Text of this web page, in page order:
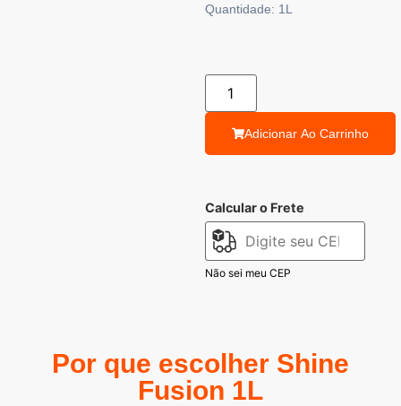
Quantidade: 1L
Adicionar Ao Carrinho
Calcular o Frete
Não sei meu CEP
Por que escolher Shine
Fusion 1L